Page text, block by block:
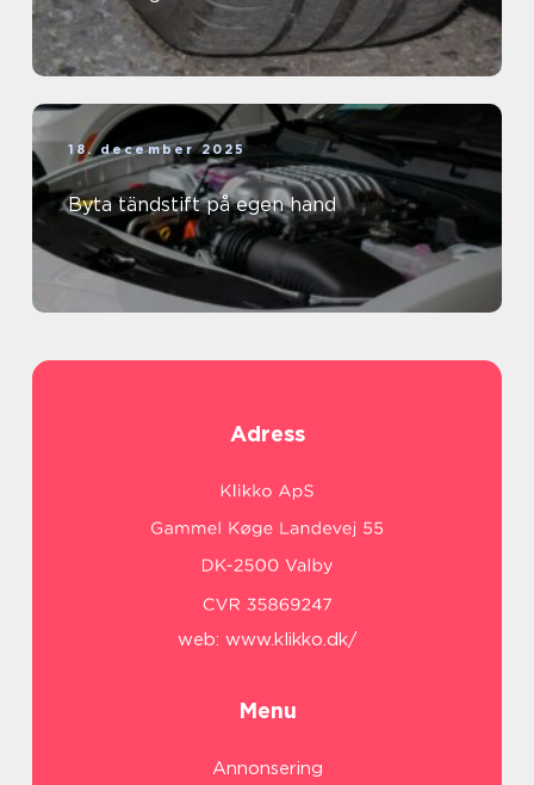
18. december 2025
Byta tändstift på egen hand
Adress
web: www.klikko.dk/
Menu
Annonsering